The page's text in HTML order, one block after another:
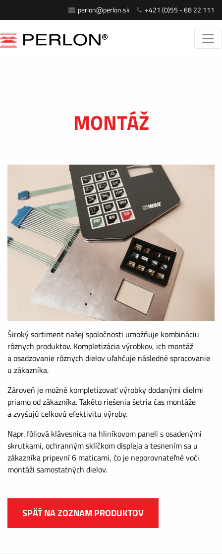
perlon@perlon.sk +421 (0)55 - 68 22 111
MONTÁŽ
Široký sortiment našej spoločnosti umožňuje kombináciu
rôznych produktov. Kompletizácia výrobkov, ich montáž
a osadzovanie rôznych dielov uľahčuje následné spracovanie
u zákazníka.
Zároveň je možné kompletizovať výrobky dodanými dielmi
priamo od zákazníka. Takéto riešenia šetria čas montáže
a zvyšujú celkovú efektivitu výroby.
Napr. fóliová klávesnica na hliníkovom paneli s osadenými
skrutkami, ochranným sklíčkom displeja a tesnením sa u
zákazníka pripevní 6 maticami, čo je neporovnateľné voči
montáži samostatných dielov.
SPÄŤ NA ZOZNAM PRODUKTOV